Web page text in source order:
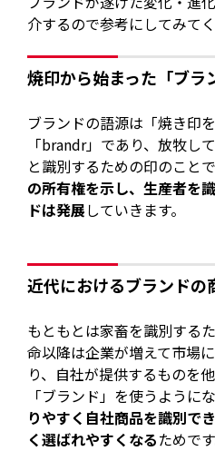
介するので参考にしてみてく
焼印から始まった「ブラ
ブランドの語源は「焼き印
「brandr」であり、放牧し
と識別するための印のこと
の所有権を示し、生産者を
ドは発展していきます。
近代におけるブランドの
もともとは家畜を識別する
命以降は企業が増えて市場
り、自社が提供するものを
「ブランド」を使うように
りやすく自社商品を識別で
く選ばれやすくなるためです